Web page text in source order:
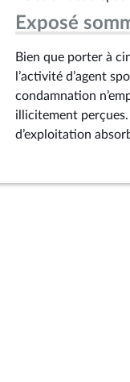
Exposé
Bien que porter à
l’activité d’agent
condamnation
illicitement
d’exploitation